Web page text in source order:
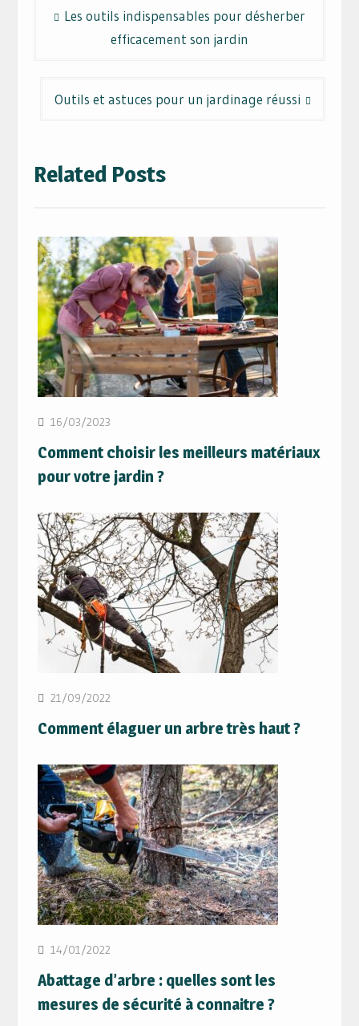
Les outils indispensables pour désherber
efficacement son jardin
Outils et astuces pour un jardinage réussi
Related Posts
16/03/2023
Comment choisir les meilleurs matériaux
pour votre jardin ?
21/09/2022
Comment élaguer un arbre très haut ?
14/01/2022
Abattage d’arbre : quelles sont les
mesures de sécurité à connaitre ?